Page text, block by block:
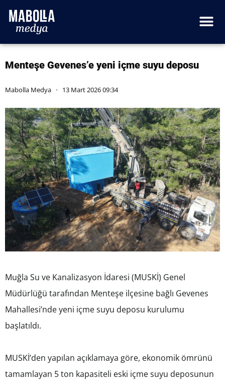
Menteşe Gevenes’e yeni içme suyu deposu
Mabolla Medya 13 Mart 2026 09:34
Muğla Su ve Kanalizasyon İdaresi (MUSKİ) Genel
Müdürlüğü tarafından Menteşe ilçesine bağlı Gevenes
Mahallesi’nde yeni içme suyu deposu kurulumu
başlatıldı.
MUSKİ’den yapılan açıklamaya göre, ekonomik ömrünü
tamamlayan 5 ton kapasiteli eski içme suyu deposunun